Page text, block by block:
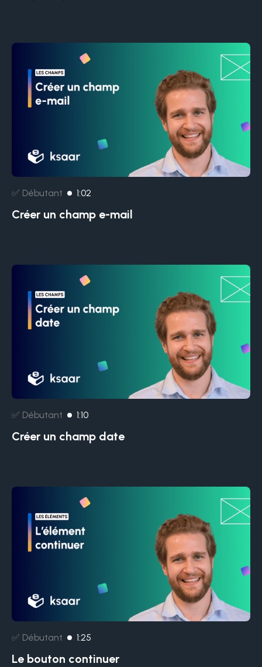
✅ Débutant 1:02
Créer un champ e-mail
✅ Débutant 1:10
Créer un champ date
✅ Débutant 1:25
Le bouton continuer